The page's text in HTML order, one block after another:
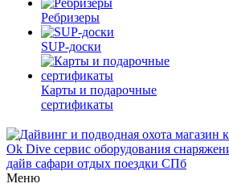
Ребризеры
SUP-доски
Карты и подарочные
сертификаты
Меню